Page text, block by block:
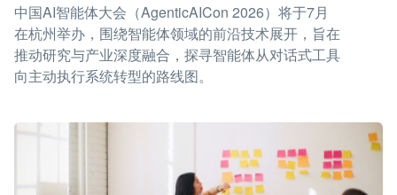
中国AI智能体大会（AgenticAICon 2026）将于7月
在杭州举办，围绕智能体领域的前沿技术展开，旨在
推动研究与产业深度融合，探寻智能体从对话式工具
向主动执行系统转型的路线图。